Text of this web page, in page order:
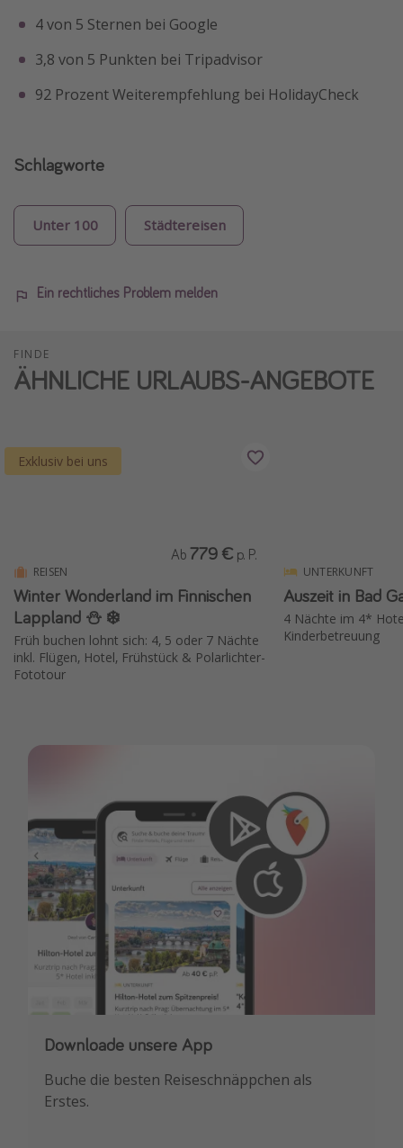
4 von 5 Sternen bei Google
3,8 von 5 Punkten bei Tripadvisor
92 Prozent Weiterempfehlung bei HolidayCheck
Schlagworte
Unter 100 Städtereisen
Ein rechtliches Problem melden
FINDE
ÄHNLICHE URLAUBS-ANGEBOTE
Exklusiv bei uns
REISEN
Winter Wonderland im Finnischen
Lappland ⛄️ ❄️
Früh buchen lohnt sich: 4, 5 oder 7 Nächte
inkl. Flügen, Hotel, Frühstück & Polarlichter-
Fototour
Ab 779 € p. P.
UNTERKUNFT
Auszeit in Bad
4 Nächte im 4*
Kinderbetreuung
Downloade unsere App
Buche die besten Reiseschnäppchen als
Erstes.